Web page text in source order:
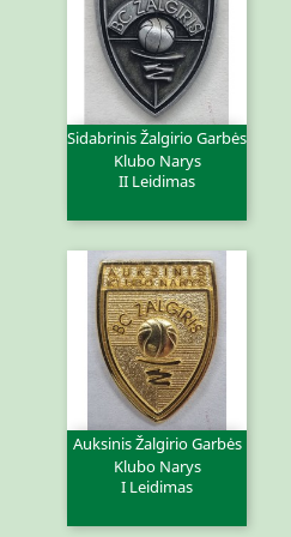
Sidabrinis Žalgirio Garbės
Klubo Narys
II Leidimas
Auksinis Žalgirio Garbės
Klubo Narys
I Leidimas